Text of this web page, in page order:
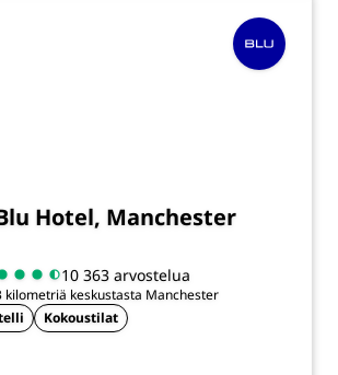
Hotel, Manchester
10 363 arvostelua
kilometriä keskustasta Manchester
Kokoustilat